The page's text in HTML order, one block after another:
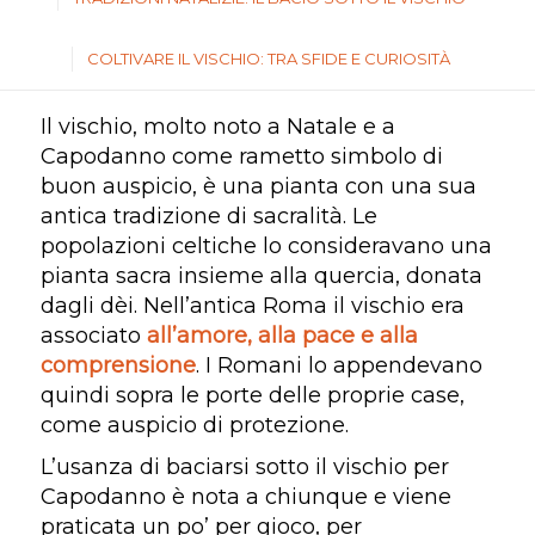
COLTIVARE IL VISCHIO: TRA SFIDE E CURIOSITÀ
Il vischio, molto noto a Natale e a
Capodanno come rametto simbolo di
buon auspicio, è una pianta con una sua
antica tradizione di sacralità. Le
popolazioni celtiche lo consideravano una
pianta sacra insieme alla quercia, donata
dagli dèi. Nell’antica Roma il vischio era
associato all’amore, alla pace e alla
comprensione. I Romani lo appendevano
quindi sopra le porte delle proprie case,
come auspicio di protezione.
L’usanza di baciarsi sotto il vischio per
Capodanno è nota a chiunque e viene
praticata un po’ per gioco, per